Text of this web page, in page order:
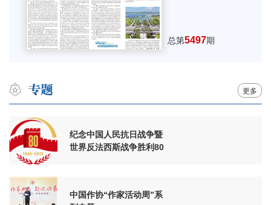
总第5497期
更多
纪念中国人民抗日战争暨
世界反法西斯战争胜利80
中国作协“作家活动周”系